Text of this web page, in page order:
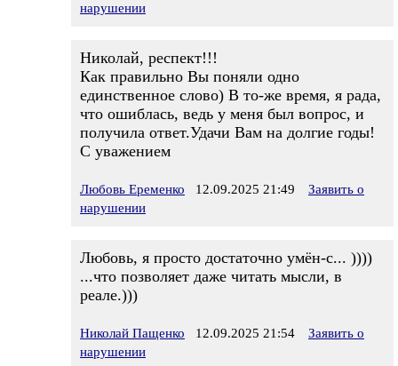
нарушении
Николай, респект!!!
Как правильно Вы поняли одно
единственное слово) В то-же время, я рада,
что ошиблась, ведь у меня был вопрос, и
получила ответ.Удачи Вам на долгие годы!
С уважением
Любовь Еременко 12.09.2025 21:49
Заявить о
нарушении
Любовь, я просто достаточно умён-с... ))))
...что позволяет даже читать мысли, в
реале.)))
Николай Пащенко 12.09.2025 21:54
Заявить о
нарушении